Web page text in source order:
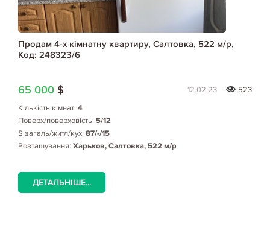
Продам 4-х кімнатну квартиру, Салтовка, 522 м/р,
Код: 248323/6
65 000 $ 12.02.23
523
Кількість кімнат: 4
Поверх/поверховість: 5/12
S загаль/житл/кух: 87/-/15
Розташування: Харьков, Салтовка, 522 м/р
ДЕТАЛЬНІШЕ...